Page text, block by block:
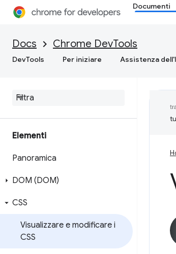
Documenti
Docs Chrome DevTools
DevTools Per iniziare Assistenza
Elementi
Panoramica
DOM (DOM)
CSS
Visualizzare e modificare i
CSS